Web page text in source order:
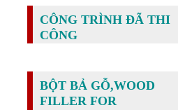
CÔNG TRÌNH ĐÃ THI
CÔNG
BỘT BẢ GỖ,WOOD
FILLER FOR